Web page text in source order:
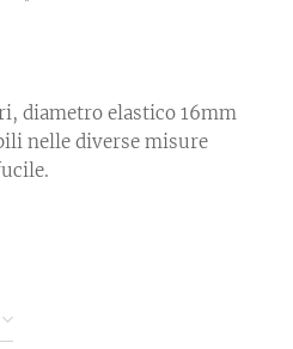
diametro elastico 16mm
nelle diverse misure